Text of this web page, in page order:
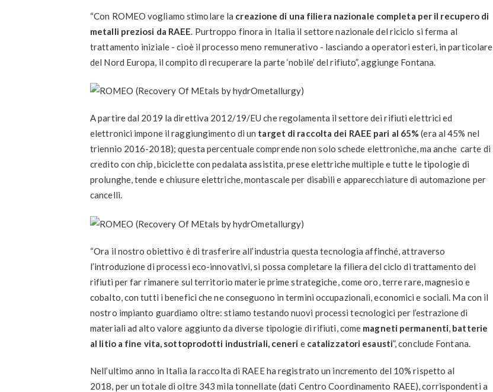
“Con ROMEO vogliamo stimolare la creazione di una filiera nazionale completa per il recupero di
metalli preziosi da RAEE. Purtroppo finora in Italia il settore nazionale del riciclo si ferma al
trattamento iniziale - cioè il processo meno remunerativo - lasciando a operatori esteri, in particolare
del Nord Europa, il compito di recuperare la parte ‘nobile’ del rifiuto”, aggiunge Fontana.
A partire dal 2019 la direttiva 2012/19/EU che regolamenta il settore dei rifiuti elettrici ed
elettronici impone il raggiungimento di un target di raccolta dei RAEE pari al 65%(era al 45% nel
triennio 2016-2018); questa percentuale comprende non solo schede elettroniche, ma anche carte di
credito con chip, biciclette con pedalata assistita, prese elettriche multiple e tutte le tipologie di
prolunghe, tende e chiusure elettriche, montascale per disabili e apparecchiature di automazione per
cancelli.
“Ora il nostro obiettivo è di trasferire all’industria questa tecnologia affinché, attraverso
l’introduzione di processi eco-innovativi, si possa completare la filiera del ciclo di trattamento dei
rifiuti per far rimanere sul territorio materie prime strategiche, come oro, terre rare, magnesio e
cobalto, con tutti i benefici che ne conseguono in termini occupazionali, economici e sociali. Ma con il
nostro impianto guardiamo oltre: stiamo testando nuovi processi tecnologici per l’estrazione di
materiali ad alto valore aggiunto da diverse tipologie di rifiuti, come magneti permanenti, batterie
al litio a fine vita, sottoprodotti industriali, ceneri ecatalizzatori esausti”, conclude Fontana.
Nell’ultimo anno in Italia la raccolta di RAEE ha registrato un incremento del 10% rispetto al
2018, per un totale di oltre 343 mila tonnellate (dati Centro Coordinamento RAEE), corrispondenti a